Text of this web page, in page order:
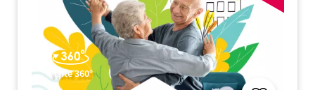
Visite 360°